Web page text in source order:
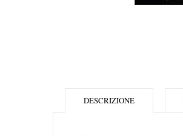
DESCRIZIONE